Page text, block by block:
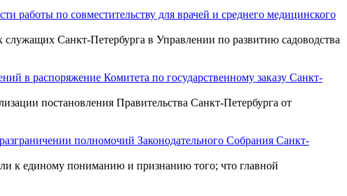
работы по совместительству для врачей и среднего медицинского
Санкт-Петербурга в Управлении по развитию садоводства
в распоряжение Комитета по государственному заказу Санкт-
постановления Правительства Санкт-Петербурга от
полномочий Законодательного Собрания Санкт-
к единому пониманию и признанию того; что главной